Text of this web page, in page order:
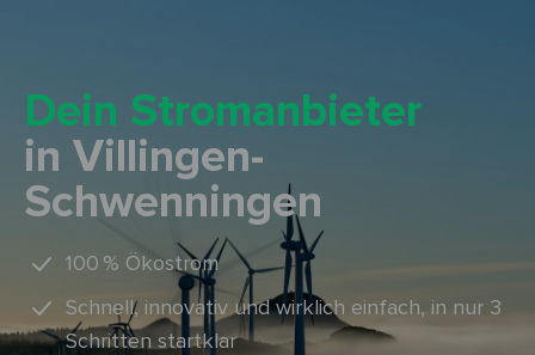
Dein Stromanbieter
in Villingen-
Schwenningen
100 % Ökostrom
Schnell, innovativ und wirklich einfach, in nur 3
Schritten startklar